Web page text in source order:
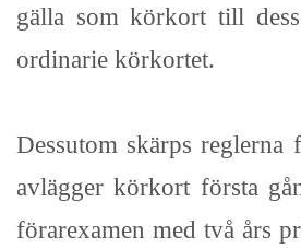
gälla som körkort till
ordinarie körkortet.
Dessutom skärps reglerna
avlägger körkort första
förarexamen med två års